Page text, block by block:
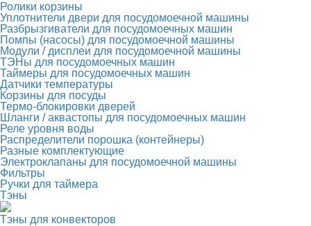
Ролики корзины
Уплотнители двери для посудомоечной машины
Разбрызгиватели для посудомоечных машин
Помпы (насосы) для посудомоечной машины
Модули / дисплеи для посудомоечной машины
ТЭНы для посудомоечных машин
Таймеры для посудомоечных машин
Датчики температуры
Корзины для посуды
Термо-блокировки дверей
Шланги / аквастопы для посудомоечных машин
Реле уровня воды
Распределители порошка (контейнеры)
Разные комплектующие
Электроклапаны для посудомоечной машины
Фильтры
Ручки для таймера
Тэны
Тэны для конвекторов